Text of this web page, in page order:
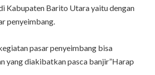
Kabupaten Barito Utara yaitu dengan
penyeimbang.
pasar penyeimbang bisa
yang diakibatkan pasca banjir”Harap